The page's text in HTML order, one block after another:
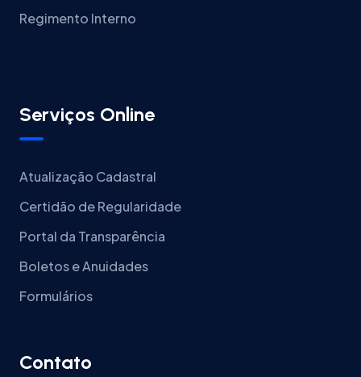
Regimento Interno
Serviços Online
Atualização Cadastral
Certidão de Regularidade
Portal da Transparência
Boletos e Anuidades
Formulários
Contato